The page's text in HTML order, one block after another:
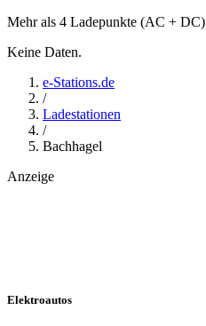
Mehr als 4 Ladepunkte (AC + DC)
Keine Daten.
e-Stations.de
/
Ladestationen
/
Bachhagel
Anzeige
Elektroautos